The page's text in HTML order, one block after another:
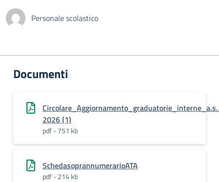
Personale scolastico
Documenti
2026 (1)
pdf - 751 kb
SchedasoprannumerarioATA
pdf - 214 kb